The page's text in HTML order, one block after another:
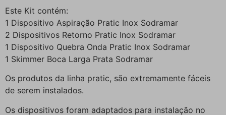
Este Kit contém:
1 Dispositivo Aspiração Pratic Inox Sodramar
2 Dispositivos Retorno Pratic Inox Sodramar
1 Dispositivo Quebra Onda Pratic Inox Sodramar
1 Skimmer Boca Larga Prata Sodramar
Os produtos da linha pratic, são extremamente fáceis
de serem instalados.
Os dispositivos foram adaptados para instalação no